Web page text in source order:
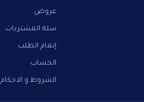
عروض
سلة المشتريات
إتمام الطلب
الحساب
الشروط و الاحكام